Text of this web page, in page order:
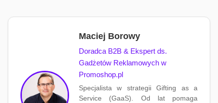
Maciej Borowy
Doradca B2B & Ekspert ds.
Gadżetów Reklamowych w
Promoshop.pl
Specjalista w strategii Gifting as a
Service (GaaS). Od lat pomaga